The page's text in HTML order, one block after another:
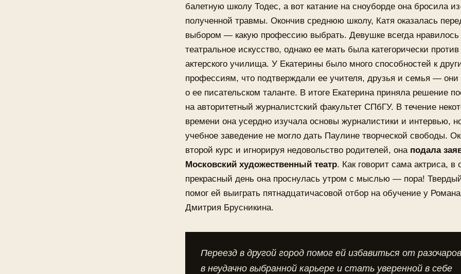
балетную школу Тодес, а вот катание на сноуборде она бросила
полученной травмы. Окончив среднюю школу, Катя оказалась
выбором — какую профессию выбрать. Девушке всегда нравилось
театральное искусство, однако ее мать была категорически против
актерского училища. У Екатерины было много способностей к
профессиям, что подтверждали ее учителя, друзья и семья — они
о ее писательском таланте. В итоге Екатерина приняла решение
на авторитетный журналистский факультет СПбГУ. В течение
времени она усердно изучала основы журналистики и интервью,
учебное заведение не могло дать Паулине творческой свободы.
второй курс и игнорируя недовольство родителей, она подала
Московский художественный театр. Как говорит сама актриса, в
прекрасный день она проснулась утром с мыслью — пора!
помог ей выиграть пятнадцатичасовой отбор на обучение у
Дмитрия Брусникина.
Переезд в другой город помог ей избавиться от
в неудачно выбранной карьере и стать уверенной в себе